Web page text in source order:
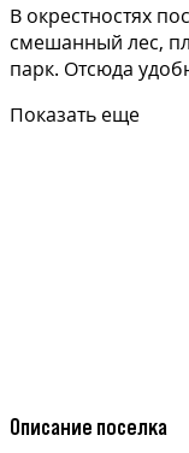
В окрестностях
смешанный лес,
парк. Отсюда
Показать еще
Описание поселка